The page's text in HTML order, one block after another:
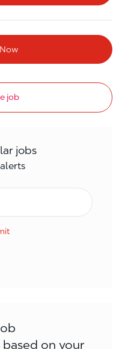
job
jobs
on your